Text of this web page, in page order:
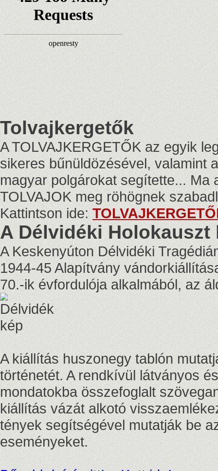
Tolvajkergetők
A TOLVAJKERGETŐK az egyik
sikeres bűnüldözésével, valamint
magyar polgárokat segítette... Ma
TOLVAJOK meg röhögnek
Kattintson ide:
A Délvidéki Holokauszt
A Keskenyúton Délvidéki
1944-45 Alapítvány
70.-ik évfordulója alkalmából, az
A kiállítás huszonegy tablón
történetét. A rendkívül látványos
mondatokba összefoglalt
kiállítás vázát alkotó
tények segítségével mutatják be
eseményeket.